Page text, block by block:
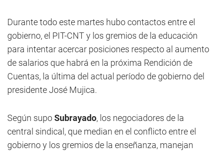
Durante todo este martes hubo contactos entre el
gobierno, el PIT-CNT y los gremios de la educación
para intentar acercar posiciones respecto al aumento
de salarios que habrá en la próxima Rendición de
Cuentas, la última del actual período de gobierno del
presidente José Mujica.
Según supoSubrayado, los negociadores de la
central sindical, que median en el conflicto entre el
gobierno y los gremios de la enseñanza, manejan